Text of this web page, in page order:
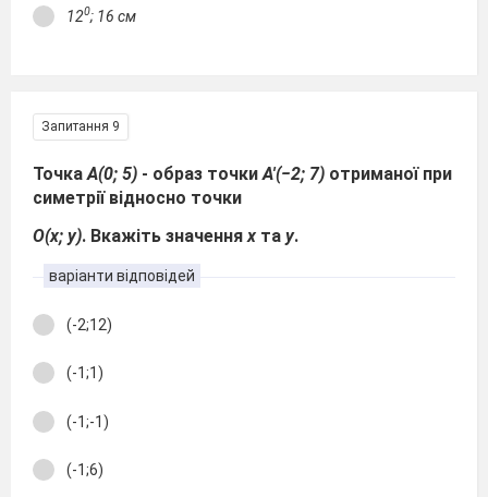
120; 16 см
Запитання 9
ТочкаА(0; 5) - образ точкиА'(−2; 7) отриманої при
симетрії відносно точки
О(х; у). Вкажіть значення х та у.
варіанти відповідей
(-2;12)
(-1;1)
(-1;-1)
(-1;6)